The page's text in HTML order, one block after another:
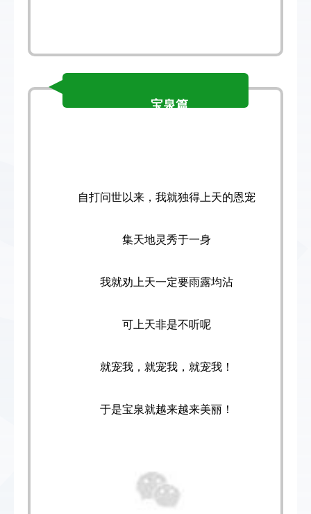
宝泉篇
自打问世以来， 我就独得上天的恩宠
集天地灵秀于一身
我就劝上天一定要雨露均沾
可上天非是不听呢
就宠我， 就宠我，就宠我！
于是宝泉就越来越来美丽！